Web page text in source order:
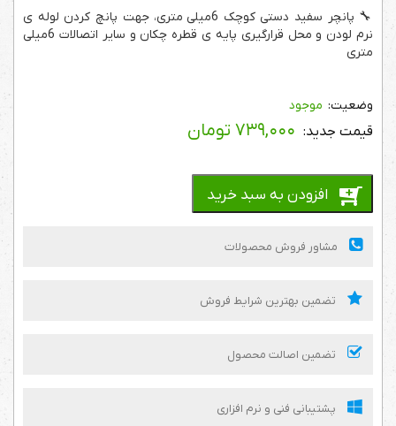
🔧 پانچر سفید دستی کوچک 6میلی متری، جهت پانچ کردن لوله ی
نرم لودن و محل قرارگیری پایه ی قطره چکان و سایر اتصالات 6میلی
متری
موجود
۷۳۹,۰۰۰ تومان
افزودن به سبد خرید
مشاور فروش محصولات
تضمین بهترین شرایط فروش
تضمین اصالت محصول
پشتیبانی فنی و نرم افزاری